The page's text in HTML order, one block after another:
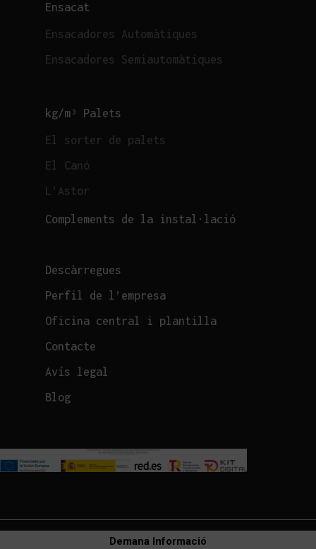
Ensacat
Ensacadores Automàtiques
Ensacadores Semiautomàtiques
kg/m³ Palets
El sorter de palets
El Canó
L’Astor
Complements de la instal·lació
Descàrregues
Perfil de l’empresa
Oficina central i plantilla
Contacte
Avís legal
Blog
Demana Informació